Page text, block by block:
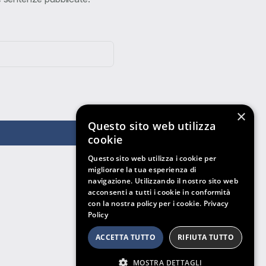
×
Questo sito web utilizza
cookie
Questo sito web utilizza i cookie per
migliorare la tua esperienza di
navigazione. Utilizzando il nostro sito web
acconsenti a tutti i cookie in conformità
con la nostra policy per i cookie. Privacy
Policy
ACCETTA TUTTO RIFIUTA TUTTO
MOSTRA DETTAGLI